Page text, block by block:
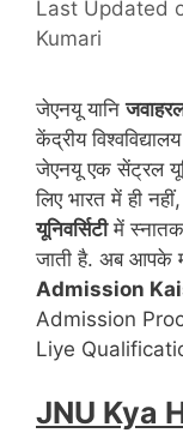
Last Updated
Kumari
जेएनयू यानि
केंद्रीय
जेएनयू एक सेंट्रल
लिए भारत में ही
यूनिवर्सिटीमें स्नातक
जाती है. अब आपके
Admission
Admission
Liye
JNU Kya